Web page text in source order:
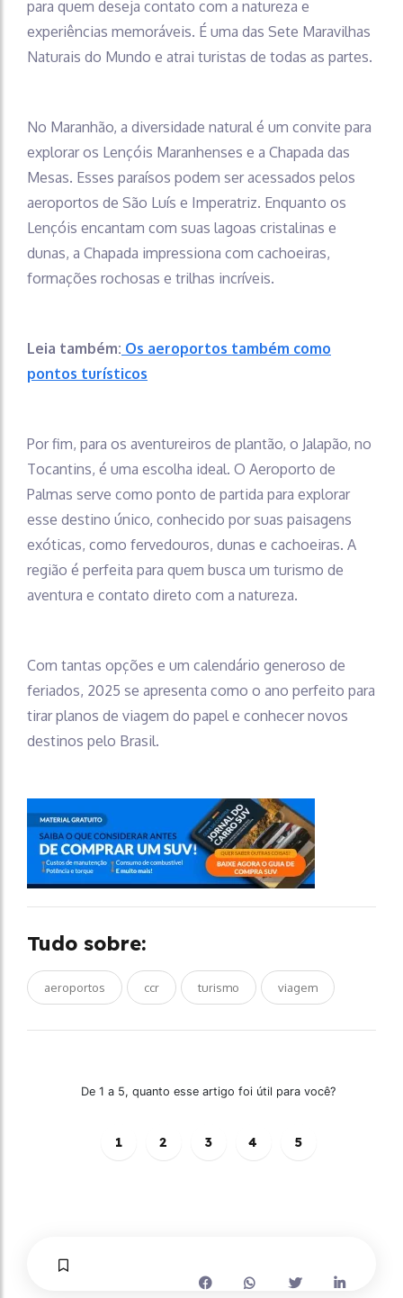
para quem deseja contato com a natureza e
experiências memoráveis. É uma das Sete Maravilhas
Naturais do Mundo e atrai turistas de todas as partes.
No Maranhão, a diversidade natural é um convite para
explorar os Lençóis Maranhenses e a Chapada das
Mesas. Esses paraísos podem ser acessados pelos
aeroportos de São Luís e Imperatriz. Enquanto os
Lençóis encantam com suas lagoas cristalinas e
dunas, a Chapada impressiona com cachoeiras,
formações rochosas e trilhas incríveis.
Leia também: Os aeroportos também como
pontos turísticos
Por fim, para os aventureiros de plantão, o Jalapão, no
Tocantins, é uma escolha ideal. O Aeroporto de
Palmas serve como ponto de partida para explorar
esse destino único, conhecido por suas paisagens
exóticas, como fervedouros, dunas e cachoeiras. A
região é perfeita para quem busca um turismo de
aventura e contato direto com a natureza.
Com tantas opções e um calendário generoso de
feriados, 2025 se apresenta como o ano perfeito para
tirar planos de viagem do papel e conhecer novos
destinos pelo Brasil.
Tudo sobre:
aeroportos ccr turismo viagem
De 1 a 5, quanto esse artigo foi útil para você?
1 2 3 4 5